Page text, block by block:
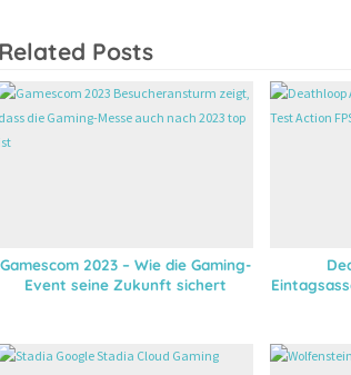
Related Posts
Gamescom 2023 – Wie die Gaming-
Event seine Zukunft sichert